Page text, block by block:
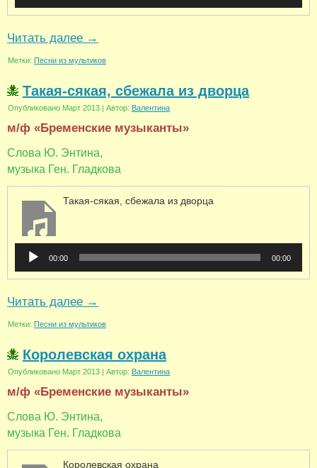
Читать далее →
Метки: Песни из мультиков
Такая-сякая, сбежала из дворца
Опубликовано Март 2013 | Автор: Валентина
м/ф «Бременские музыканты»
Слова Ю. Энтина,
музыка Ген. Гладкова
Такая-сякая, сбежала из дворца
Аудиоплеер
00:00 00:00
Читать далее →
Метки: Песни из мультиков
Королевская охрана
Опубликовано Март 2013 | Автор: Валентина
м/ф «Бременские музыканты»
Слова Ю. Энтина,
музыка Ген. Гладкова
Королевская охрана